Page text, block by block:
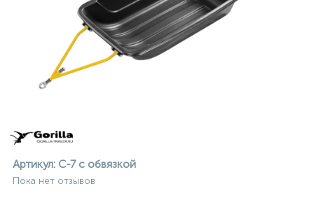
Артикул: С-7 c обвязкой
Пока нет отзывов